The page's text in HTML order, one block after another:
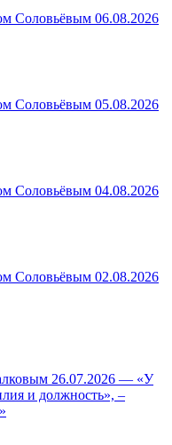
Соловьёвым 06.08.2026
Соловьёвым 05.08.2026
Соловьёвым 04.08.2026
Соловьёвым 02.08.2026
26.07.2026 — «У
и должность», –